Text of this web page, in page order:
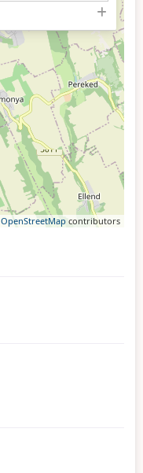
OpenStreetMapcontributors